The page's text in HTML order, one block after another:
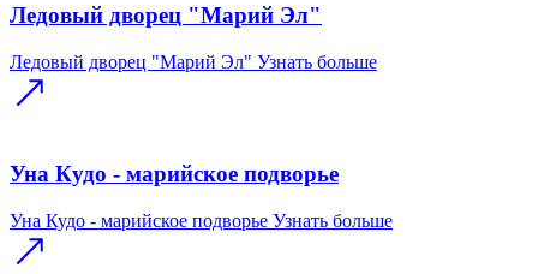
Ледовый дворец "Марий Эл"
Ледовый дворец "Марий Эл" Узнать больше
Уна Кудо - марийское подворье
Уна Кудо - марийское подворье Узнать больше